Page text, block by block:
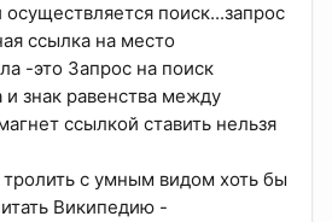
поиск...запрос
ссылка на место
-это Запрос на поиск
и знак равенства между
ссылкой ставить нельзя
с умным видом хоть бы
Википедию -